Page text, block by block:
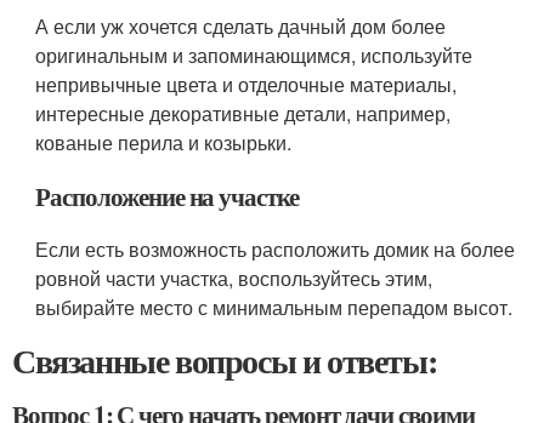
А если уж хочется сделать дачный дом более
оригинальным и запоминающимся, используйте
непривычные цвета и отделочные материалы,
интересные декоративные детали, например,
кованые перила и козырьки.
Расположение на участке
Если есть возможность расположить домик на более
ровной части участка, воспользуйтесь этим,
выбирайте место с минимальным перепадом высот.
Связанные вопросы и ответы:
Вопрос 1: С чего начать ремонт дачи своими